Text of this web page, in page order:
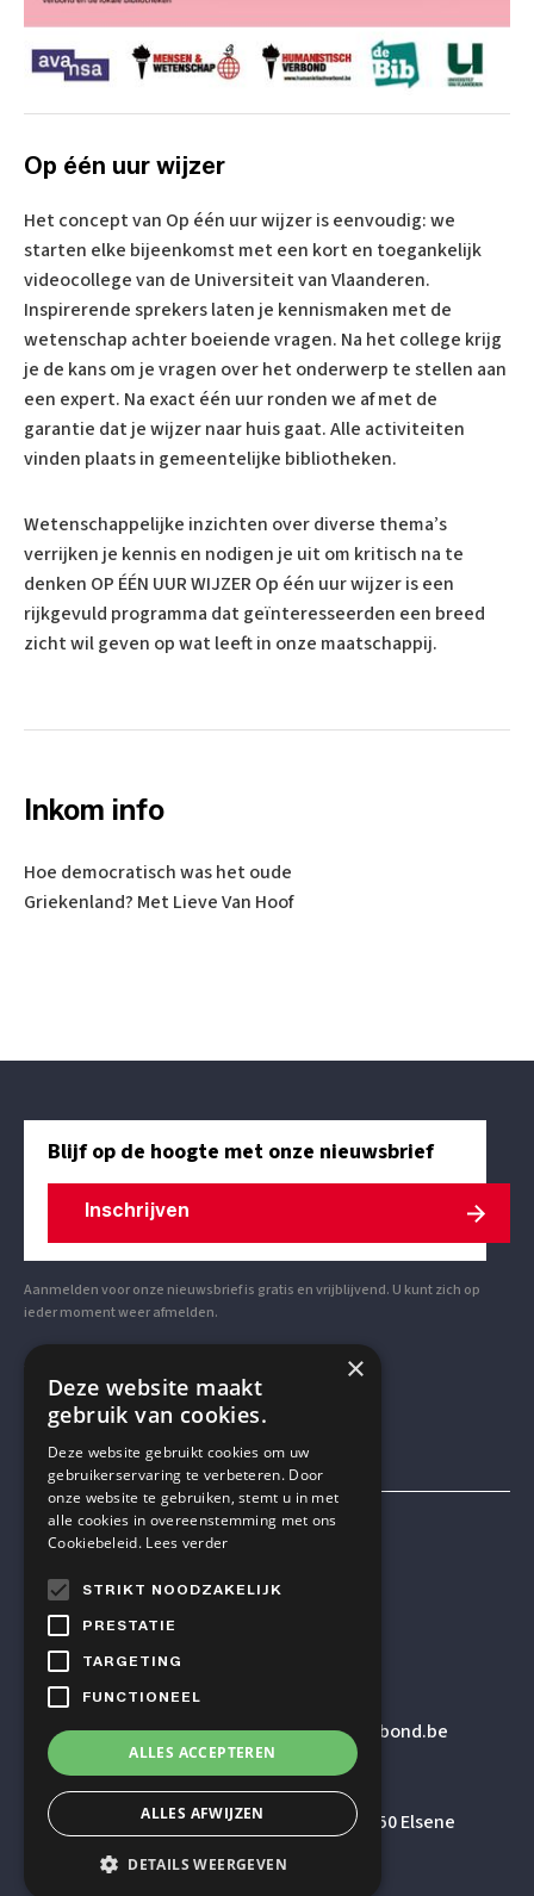
Op één uur wijzer
Het concept van Op één uur wijzer is eenvoudig: we
starten elke bijeenkomst met een kort en toegankelijk
videocollege van de Universiteit van Vlaanderen.
Inspirerende sprekers laten je kennismaken met de
wetenschap achter boeiende vragen. Na het college krijg
je de kans om je vragen over het onderwerp te stellen aan
een expert. Na exact één uur ronden we af met de
garantie dat je wijzer naar huis gaat. Alle activiteiten
vinden plaats in gemeentelijke bibliotheken.
Wetenschappelijke inzichten over diverse thema’s
verrijken je kennis en nodigen je uit om kritisch na te
denken OP ÉÉN UUR WIJZER Op één uur wijzer is een
rijkgevuld programma dat geïnteresseerden een breed
zicht wil geven op wat leeft in onze maatschappij.
Inkom info
Hoe democratisch was het oude
Griekenland? Met Lieve Van Hoof
Blijf op de hoogte met onze nieuwsbrief
Inschrijven
Aanmelden voor onze nieuwsbrief is gratis en vrijblijvend. U kunt zich op
ieder moment weer afmelden.
Mensen & Wetenschap VZW
E-MAILADRES
secretariaat@humanistischverbond.be
BEZOEKADRES
Pleinlaan 5 – 5de verdieping, 1050 Elsene
×
Deze website maakt
gebruik van cookies.
Deze website gebruikt cookies om uw
gebruikerservaring te verbeteren. Door
onze website te gebruiken, stemt u in met
alle cookies in overeenstemming met ons
Cookiebeleid. Lees verder
STRIKT NOODZAKELIJK
PRESTATIE
TARGETING
FUNCTIONEEL
ALLES ACCEPTEREN
ALLES AFWIJZEN
DETAILS WEERGEVEN